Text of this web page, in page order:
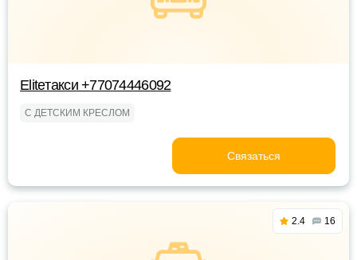
Eliteтакси +77074446092
С ДЕТСКИМ КРЕСЛОМ
Связаться
2.4 16